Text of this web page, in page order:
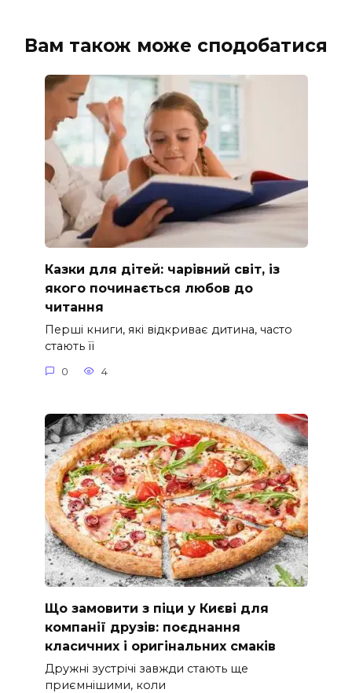
Вам також може сподобатися
Казки для дітей: чарівний світ, із
якого починається любов до
читання
Перші книги, які відкриває дитина, часто
стають її
0 4
Що замовити з піци у Києві для
компанії друзів: поєднання
класичних і оригінальних смаків
Дружні зустрічі завжди стають ще
приємнішими, коли